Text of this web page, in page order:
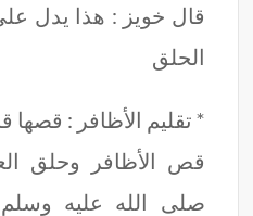
قال خويز : هذا يدل
الحلق
* تقليم الأظافر :
قص الأظافر وحلق
صلى الله عليه